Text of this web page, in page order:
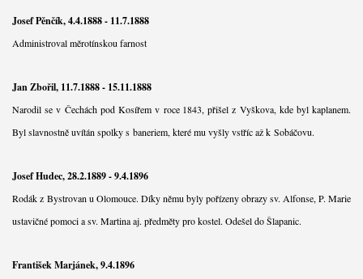
Josef Pěnčík, 4.4.1888 - 11.7.1888
Administroval měrotínskou farnost
Jan Zbořil, 11.7.1888 - 15.11.1888
Narodil se v Čechách pod Kosířem v roce 1843, přišel z Vyškova, kde byl kaplanem.
Byl slavnostně uvítán spolky s baneriem, které mu vyšly vstříc až k Sobáčovu.
Josef Hudec, 28.2.1889 - 9.4.1896
Rodák z Bystrovan u Olomouce. Díky němu byly pořízeny obrazy sv. Alfonse, P. Marie
ustavičné pomoci a sv. Martina aj. předměty pro kostel. Odešel do Šlapanic.
František Marjánek, 9.4.1896